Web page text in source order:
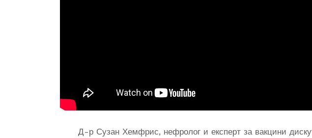
Д-р Сузан Хемфрис, нефролог и експерт за вакцини